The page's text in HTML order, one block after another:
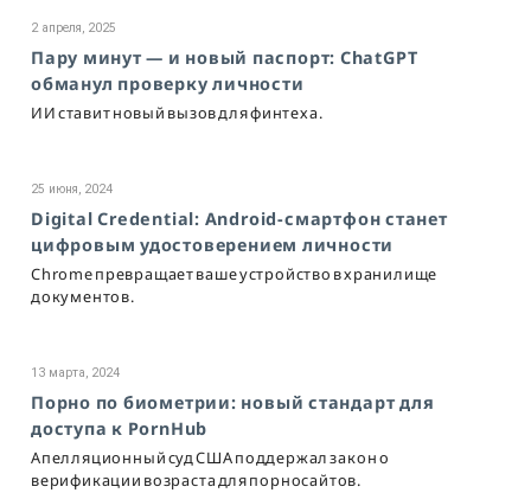
2 апреля, 2025
Пару минут — и новый паспорт: ChatGPT
обманул проверку личности
ИИ ставит новый вызов для финтеха.
25 июня, 2024
Digital Credential: Android-смартфон станет
цифровым удостоверением личности
Chrome превращает ваше устройство в хранилище
документов.
13 марта, 2024
Порно по биометрии: новый стандарт для
доступа к PornHub
Апелляционный суд США поддержал закон о
верификации возраста для порносайтов.